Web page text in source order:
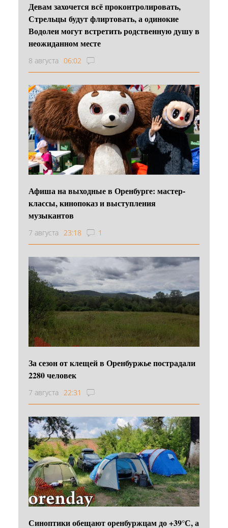
Девам захочется всё проконтролировать,
Стрельцы будут флиртовать, а одинокие
Водолеи могут встретить родственную душу в
неожиданном месте
8 августа 06:02
Афиша на выходные в Оренбурге: мастер-
классы, кинопоказ и выступления
музыкантов
7 августа 23:18 1
За сезон от клещей в Оренбуржье пострадали
2280 человек
7 августа 22:31
Синоптики обещают оренбуржцам до +39°С, а